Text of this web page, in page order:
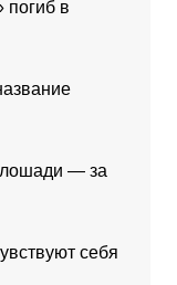
погиб в
лошади — за
себя